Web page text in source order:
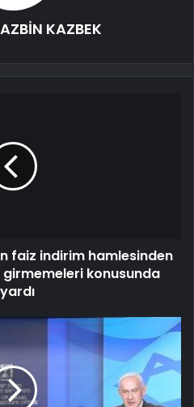
KAZBEK
faiz indirim hamlesinden
konusunda